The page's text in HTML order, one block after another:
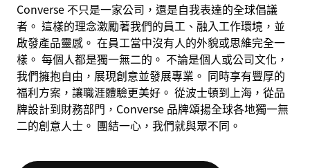
Converse 不只是一家公司，還是自我表達的全球倡議
者。 這樣的理念激勵著我們的員工、融入工作環境，並
啟發產品靈感。 在員工當中沒有人的外貌或思維完全一
樣。 每個人都是獨一無二的。 不論是個人或公司文化，
我們擁抱自由，展現創意並發展專業。 同時享有豐厚的
福利方案，讓職涯體驗更美好。 從波士頓到上海，從品
牌設計到財務部門，Converse 品牌頌揚全球各地獨一無
二的創意人士。 團結一心，我們就與眾不同。